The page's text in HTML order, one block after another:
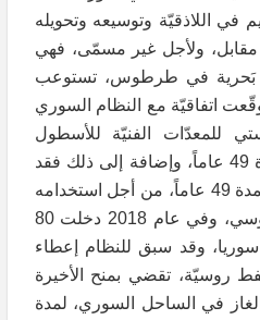
اللاذقيّة وتوسيعه وتحويله
مقابل، ولأجل غير مسمّى، فهي
بَحرية في طرطوس، تستوعب
اتفاقيّة مع النظام السوري
للمعدّات الفنيّة للأسطول
الروسي في طرطوس لمدة 49 عاماً، وإضافة إلى ذلك فقد
استأجرت ميناء طرطوس لمدة 49 عاماً، من أجل استخدامه
من قبل قطاع الأعمال الروسي، وفي عام 2018 دخلت 80
وقد سبق للنظام إعطاء
روسيّة، تقضي بمنح الأخيرة
في الساحل السوري، لمدة